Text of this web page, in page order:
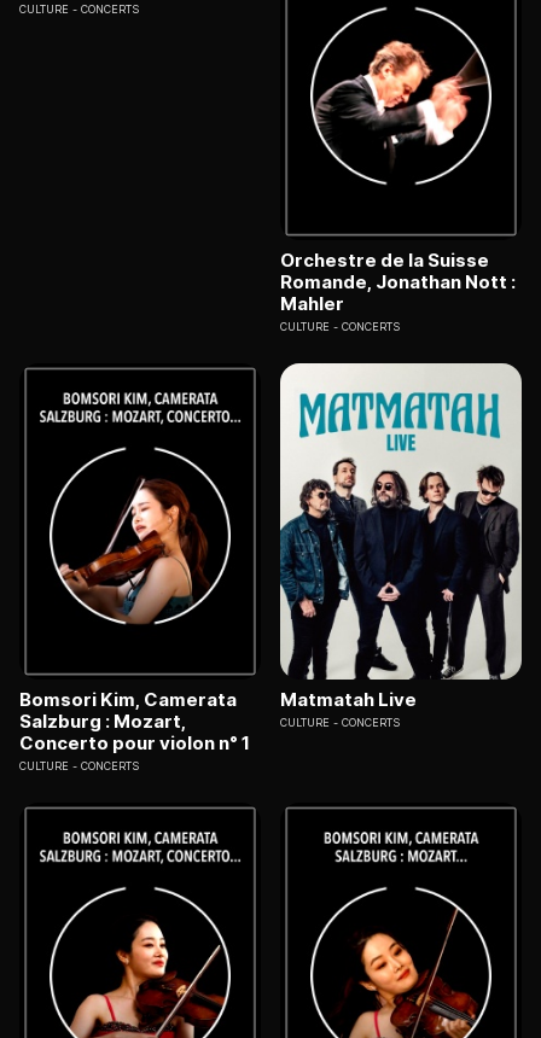
CULTURE CONCERTS
Orchestre de la Suisse
Romande, Jonathan Nott :
Mahler
CULTURE CONCERTS
Bomsori Kim, Camerata
Salzburg : Mozart,
Concerto pour violon n° 1
CULTURE CONCERTS
Matmatah Live
CULTURE CONCERTS